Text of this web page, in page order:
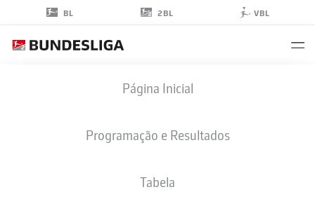
BL 2BL VBL
Página Inicial
Programação e Resultados
Tabela